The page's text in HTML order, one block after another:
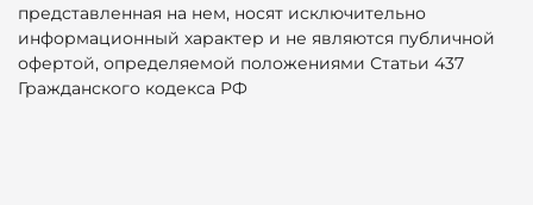
представленная на нем, носят исключительно
информационный характер и не являются публичной
офертой, определяемой положениями Статьи 437
Гражданского кодекса РФ